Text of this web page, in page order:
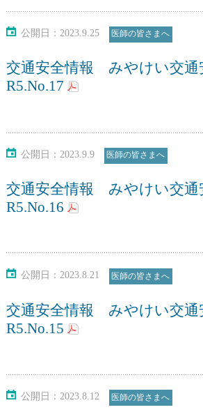
勤務医向け
ドクターバンク
診療報酬改定情報
関連リンク
予防接種
感染症情報
診療情報提供につい
公開日：2023.9.25 医師の皆さまへ
交通安全情報 みやけい交
R5.No.17
公開日：2023.9.9 医師の皆さまへ
交通安全情報 みやけい交
R5.No.16
公開日：2023.8.21 医師の皆さまへ
交通安全情報 みやけい交通
R5.No.15
公開日：2023.8.12 医師の皆さまへ